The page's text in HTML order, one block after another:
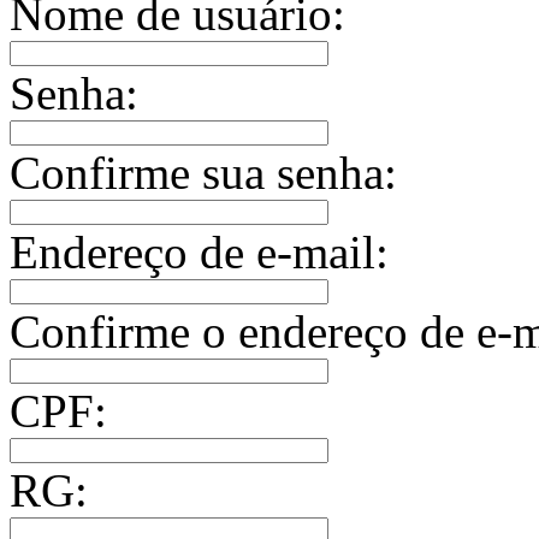
Nome de usuário:
Senha:
Confirme sua senha:
Endereço de e-mail:
Confirme o endereço de e-
CPF:
RG: